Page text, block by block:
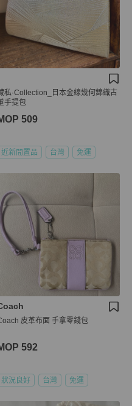
私·Collection_日本金線幾何錦織古
手提包
509
近新閒置品 台灣 免運
皮革布面 手拿零錢包
592
狀況良好 台灣 免運